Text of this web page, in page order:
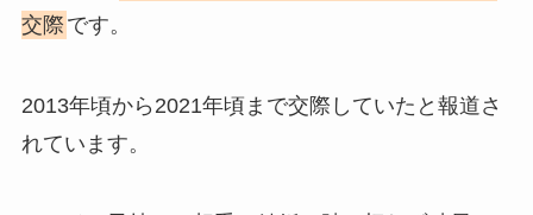
交際 です。
2013年頃から2021年頃まで交際していたと報道さ
れています。